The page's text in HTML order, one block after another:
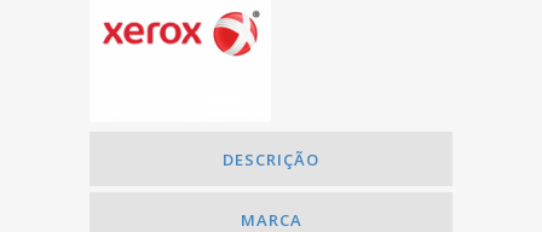
DESCRIÇÃO
MARCA